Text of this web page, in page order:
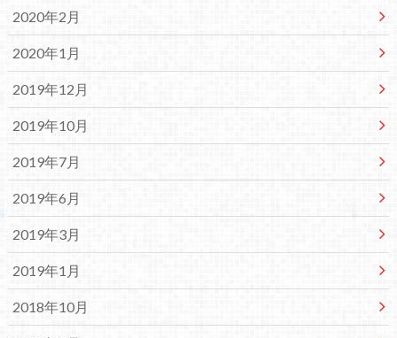
2020年2月
2020年1月
2019年12月
2019年10月
2019年7月
2019年6月
2019年3月
2019年1月
2018年10月